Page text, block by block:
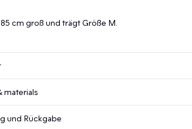
cm groß und trägt Größe M.
materials
und Rückgabe